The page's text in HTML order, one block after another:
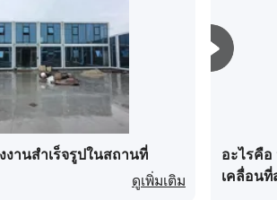
อนเทนเนอร์แบบขยายได้จะครอบคลุม
ราง 000 เมตรและมีอุปกรณ์ในสายการ
การแบบครบวงจรที่ครอบคลุมการออกแบบ
การติดตั้งและการบำรุงรักษาโดยอาศัย
งแกร่งและการบูรณาการโซ่อุตสาหกรรม
กนำไปใช้อย่างกว้างขวางในบ้านพัก
ก่อสร้างตู้คอนเทนเนอร์สำหรับสำนักงาน
งานสำเร็จรูปในสถานที่
ดูเพิ่มเติม
อะไรคื
เคลื่อนที่